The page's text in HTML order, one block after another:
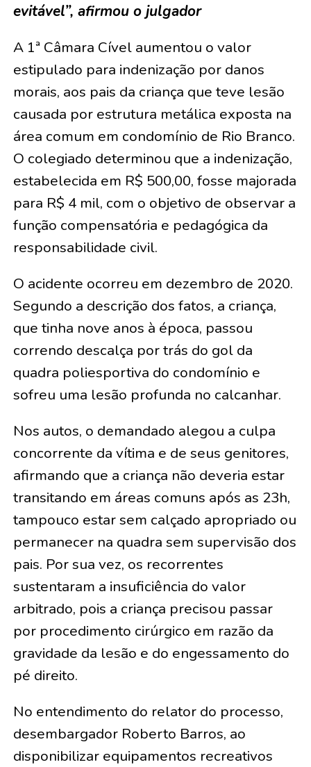
evitável”, afirmou o julgador
A 1ª Câmara Cível aumentou o valor
estipulado para indenização por danos
morais, aos pais da criança que teve lesão
causada por estrutura metálica exposta na
área comum em condomínio de Rio Branco.
O colegiado determinou que a indenização,
estabelecida em R$ 500,00, fosse majorada
para R$ 4 mil, com o objetivo de observar a
função compensatória e pedagógica da
responsabilidade civil.
O acidente ocorreu em dezembro de 2020.
Segundo a descrição dos fatos, a criança,
que tinha nove anos à época, passou
correndo descalça por trás do gol da
quadra poliesportiva do condomínio e
sofreu uma lesão profunda no calcanhar.
Nos autos, o demandado alegou a culpa
concorrente da vítima e de seus genitores,
afirmando que a criança não deveria estar
transitando em áreas comuns após as 23h,
tampouco estar sem calçado apropriado ou
permanecer na quadra sem supervisão dos
pais. Por sua vez, os recorrentes
sustentaram a insuficiência do valor
arbitrado, pois a criança precisou passar
por procedimento cirúrgico em razão da
gravidade da lesão e do engessamento do
pé direito.
No entendimento do relator do processo,
desembargador Roberto Barros, ao
disponibilizar equipamentos recreativos